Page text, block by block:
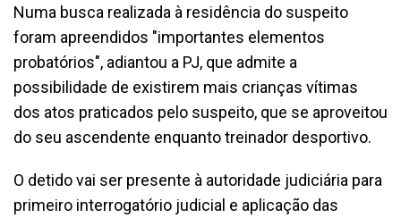
Numa busca realizada à residência do suspeito
foram apreendidos "importantes elementos
probatórios", adiantou a PJ, que admite a
possibilidade de existirem mais crianças vítimas
dos atos praticados pelo suspeito, que se aproveitou
do seu ascendente enquanto treinador desportivo.
O detido vai ser presente à autoridade judiciária para
primeiro interrogatório judicial e aplicação das